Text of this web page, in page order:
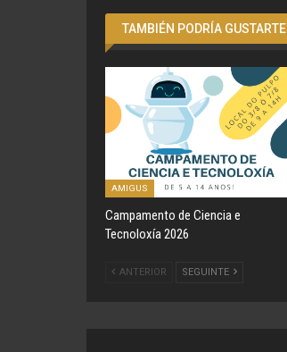
TAMBIÉN PODRÍA GUSTARTE
AMIGUS
Campamento de Ciencia e
Tecnoloxía 2026
ANTERIOR SEGUINTE